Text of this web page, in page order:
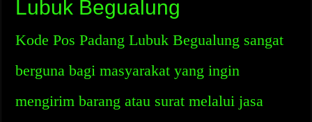
Lubuk Begualung
Kode Pos Padang Lubuk Begualung sangat
berguna bagi masyarakat yang ingin
mengirim barang atau surat melalui jasa